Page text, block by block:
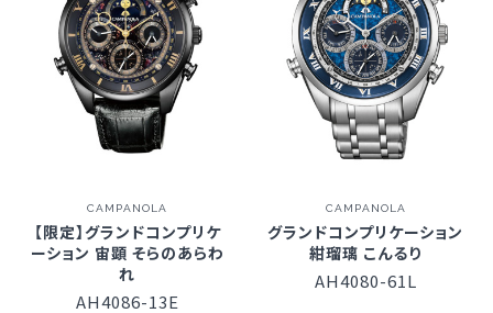
CAMPANOLA
【限定】グランドコンプリケ
ーション 宙顕 そらのあらわ
れ
AH4086-13E
CAMPANOLA
グランドコンプリケーション
紺瑠璃 こんるり
AH4080-61L